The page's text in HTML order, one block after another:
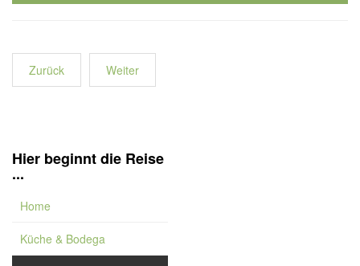
Zurück Weiter
Hier beginnt die Reise
...
Home
Küche & Bodega